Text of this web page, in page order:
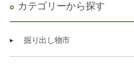
カテゴリーから探す
掘り出し物市